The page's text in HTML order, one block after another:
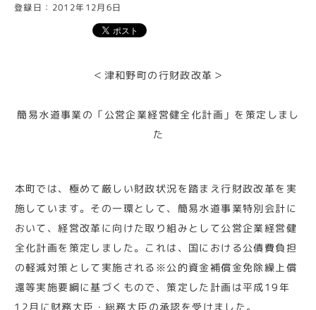
登録日：2012年12月6日
＜津和野町の行財政改革＞
簡易水道事業の「公営企業経営健全化計画」を策定しまし
た
本町では、極めて厳しい財政状況を踏まえ行財政改革を実
施しています。その一環として、簡易水道事業特別会計に
おいて、経営改革に向けた取り組みとして公営企業経営健
全化計画を策定しました。これは、国における公債費負担
の軽減対策として実施される※公的資金補償金免除繰上償
還等実施要綱に基づくもので、策定した計画は平成19年
12月に財務大臣・総務大臣の承認を受けました。